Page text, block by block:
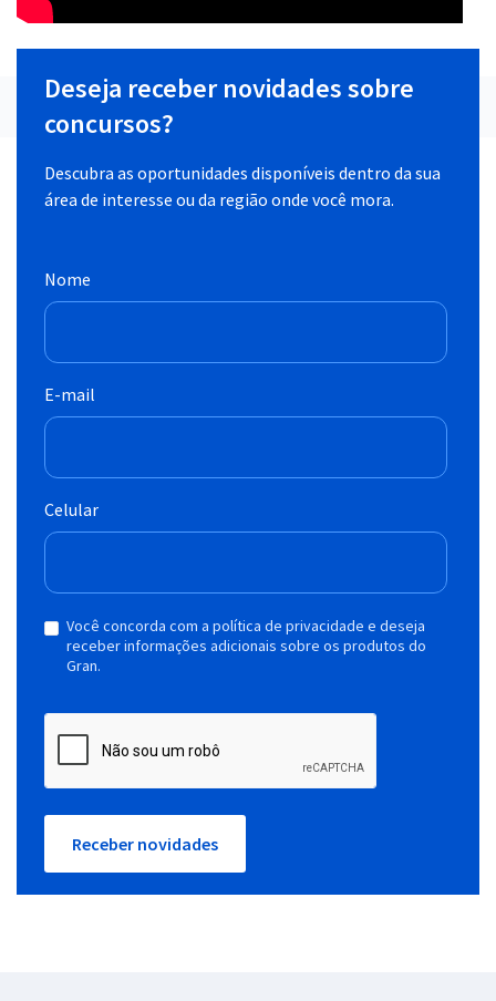
Deseja receber novidades sobre
concursos?
Descubra as oportunidades disponíveis dentro da sua
área de interesse ou da região onde você mora.
Nome
E-mail
Celular
Você concorda com a política de privacidade e deseja
receber informações adicionais sobre os produtos do
Gran.
Receber novidades